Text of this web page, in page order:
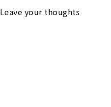
仲井工務店について
Leave your thoughts